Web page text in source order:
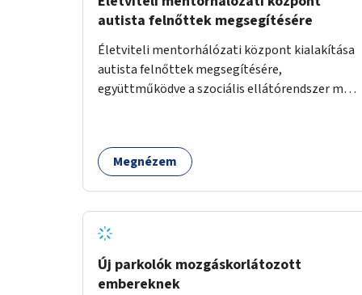
autista felnőttek megsegítésére
Életviteli mentorhálózati központ kialakítása
autista felnőttek megsegítésére,
együttműködve a szociális ellátórendszer más
Megnézem
Új parkolók mozgáskorlátozott
embereknek